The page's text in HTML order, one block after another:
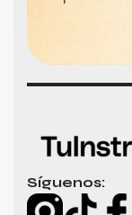
Síguenos: